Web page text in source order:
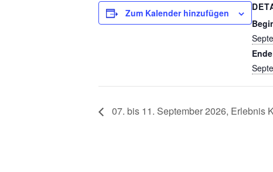
Zum Kalender hinzufügen
07. bis 11. September 2026, Erlebnis